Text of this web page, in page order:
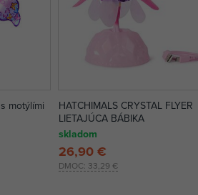
motýlími
HATCHIMALS CRYSTAL FLYER
LIETAJÚCA BÁBIKA
skladom
DMOC: 33,29 €
26,90 €